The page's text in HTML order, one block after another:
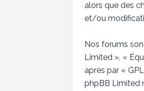
alors que des
et/ou
Nos forums
Limited », «
après par «
phpBB Limited